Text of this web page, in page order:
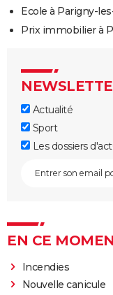
Ecole à Parigny-
Prix immobilier à
Actualité
Sport
Les dossiers
EN CE
Incendies
Nouvelle canicule